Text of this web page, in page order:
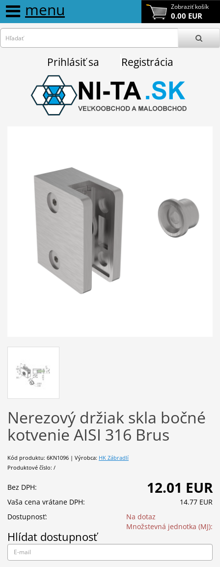
Zobraziť košík
0.00 EUR
menu
Prihlásiť sa Registrácia
Nerezový držiak skla bočné
kotvenie AISI 316 Brus
Kód produktu: 6KN1096 | Výrobca: HK Zábradlí
Produktové číslo: /
Bez DPH: 12.01 EUR
Vaša cena vrátane DPH:
14.77 EUR
Dostupnosť:
Na dotaz
Množstevná jednotka (MJ):
Hlídat dostupnosť